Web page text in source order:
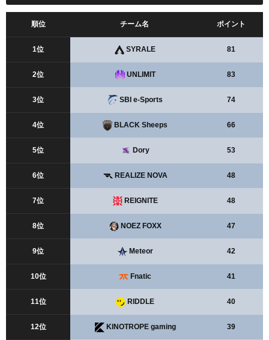
順位 チーム名 ポイント
1位 SYRALE 81
2位 UNLIMIT 83
3位 SBI e-Sports 74
4位 BLACK Sheeps 66
5位 Dory 53
6位 REALIZE NOVA 48
7位 REIGNITE 48
8位 NOEZ FOXX 47
9位 Meteor 42
10位 Fnatic 41
11位 RIDDLE 40
12位 KINOTROPE gaming 39